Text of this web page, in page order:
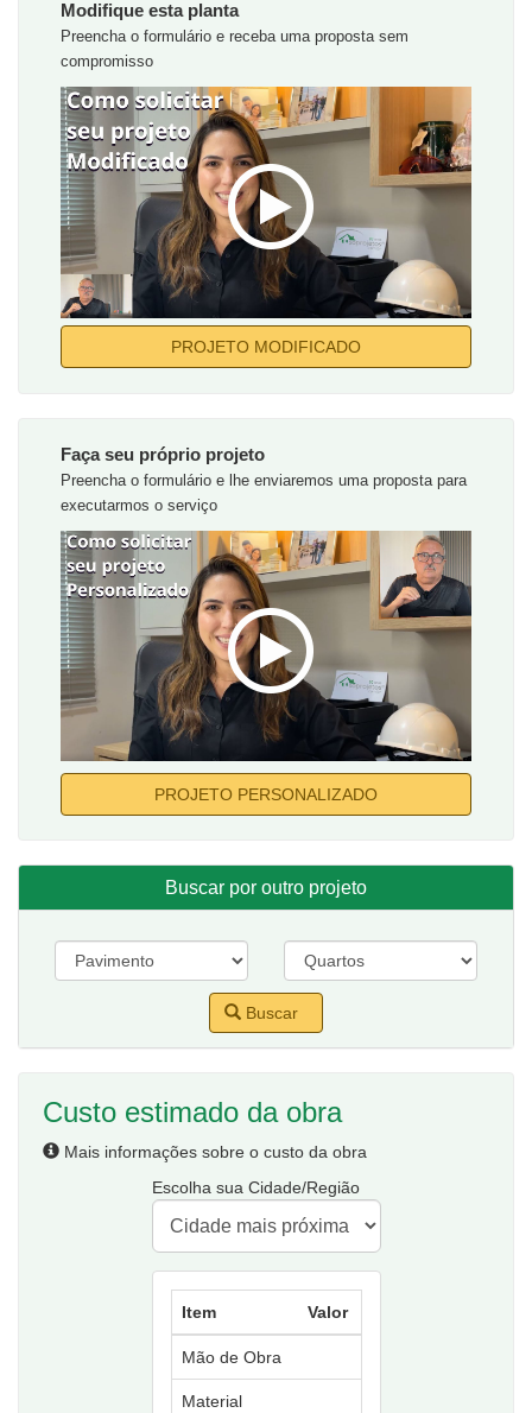
Modifique esta planta
Preencha o formulário e receba uma proposta sem
compromisso
PROJETO MODIFICADO
Faça seu próprio projeto
Preencha o formulário e lhe enviaremos uma proposta para
executarmos o serviço
PROJETO PERSONALIZADO
Buscar por outro projeto
Buscar
Custo estimado da obra
Mais informações sobre o custo da obra
Escolha sua Cidade/Região
Item Valor
Mão de Obra
Material